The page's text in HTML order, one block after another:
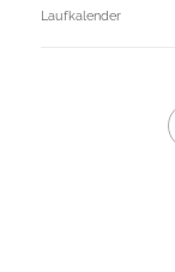
Laufkalender